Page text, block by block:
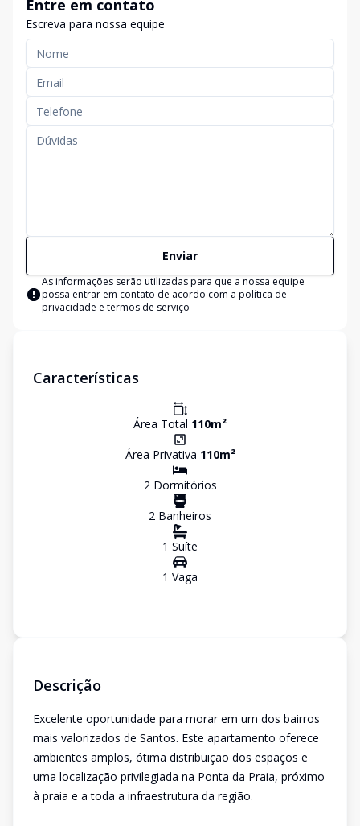
Entre em contato
Escreva para nossa equipe
Enviar
As informações serão utilizadas para que a nossa equipe
possa entrar em contato de acordo com a política de
privacidade e termos de serviço
Características
Área Total 110m²
Área Privativa 110m²
2Dormitórios
2 Banheiros
1 Suíte
1 Vaga
Descrição
Excelente oportunidade para morar em um dos bairros
mais valorizados de Santos. Este apartamento oferece
ambientes amplos, ótima distribuição dos espaços e
uma localização privilegiada na Ponta da Praia, próximo
à praia e a toda a infraestrutura da região.